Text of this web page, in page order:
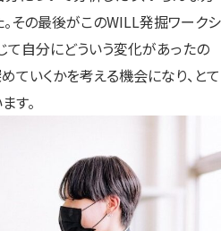
その最後がこのWILL発掘ワークシ
て自分にどういう変化があったの
ていくかを考える機会になり、とて
す。